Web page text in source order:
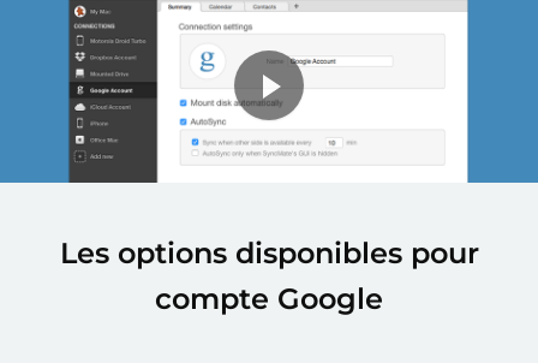
Les options disponibles pour
compte Google